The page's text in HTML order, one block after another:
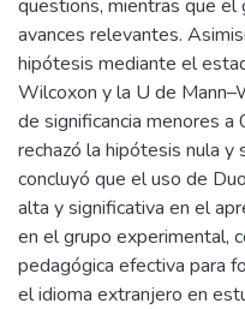
questions, mientras que
avances relevantes.
hipótesis mediante el
Wilcoxon y la U de
de significancia menores
rechazó la hipótesis nula
concluyó que el uso de
alta y significativa en el
en el grupo experimental,
pedagógica efectiva para
el idioma extranjero en